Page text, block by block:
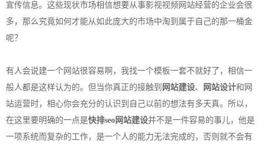
宣传信息。这些现状市场相信想要从事影视视频网站经营的企业会很
多，那么究竟如何才能从如此庞大的市场中淘到属于自己的那一桶金
呢？
有人会说建一个网站很容易啊，我找一个模板一套不就好了，相信一
般人都是这样认为的。但当你真正的接触到 网站建设、 网站设计和网
站运营时，相心你会充分的认识到自己以前的想法有多天真。所以，
在这里要明确的一点是快排seo 网站建设并不是一件容易的事儿，他是
一项系统而复杂的工作，是一个人的能力无法完成的，否则就不会有